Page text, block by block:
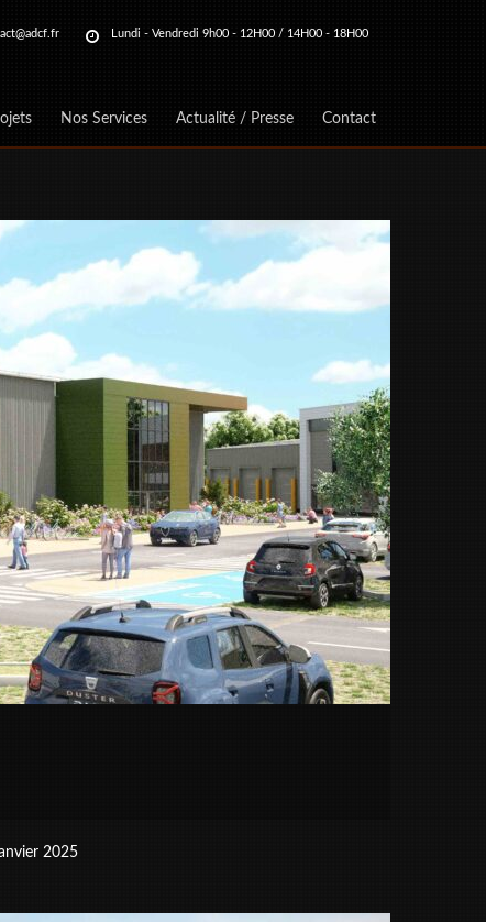
Lundi - Vendredi 9h00 - 12H00 / 14H00 - 18H00
Nos Services Actualité / Presse Contact
2025